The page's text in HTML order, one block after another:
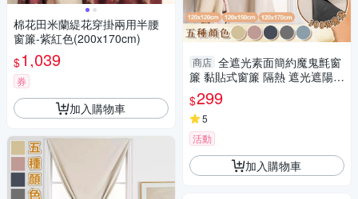
棉花田米蘭緹花穿掛兩用半腰
窗簾-紫紅色(200x170cm)
$1,039
券
加入購物車
商店 全遮光素面簡約魔鬼氈窗
簾 黏貼式窗簾 隔熱 遮光遮陽
窗簾布 門簾 不透光
$299
5
活動
加入購物車